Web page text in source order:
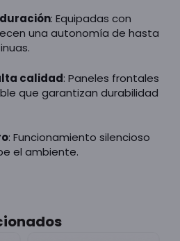
: Equipadas con
una autonomía de hasta
calidad: Paneles frontales
que garantizan durabilidad
: Funcionamiento silencioso
el ambiente.